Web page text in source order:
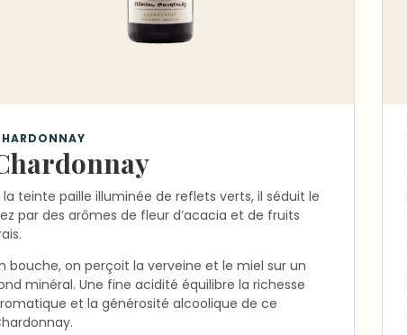
la teinte paille illuminée de reflets verts, il séduit le
par des arômes de fleur d’acacia et de fruits
bouche, on perçoit la verveine et le miel sur un
minéral. Une fine acidité équilibre la richesse
et la générosité alcoolique de ce